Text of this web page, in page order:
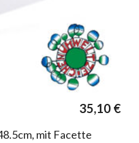
35,10 €
mit Facette